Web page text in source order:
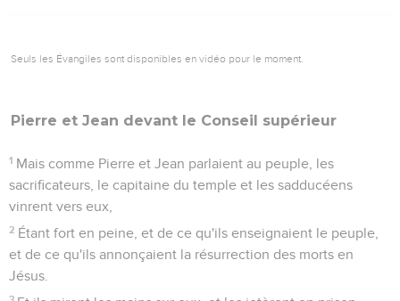
Seuls les Évangiles sont disponibles en vidéo pour le moment.
Pierre et Jean devant le Conseil supérieur
1 Mais comme Pierre et Jean parlaient au peuple, les
sacrificateurs, le capitaine du temple et les sadducéens
vinrent vers eux,
2 Étant fort en peine, et de ce qu'ils enseignaient le peuple,
et de ce qu'ils annonçaient la résurrection des morts en
Jésus.
3